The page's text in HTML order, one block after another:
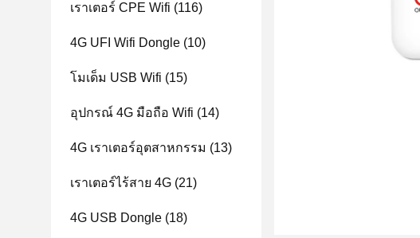
เราเตอร์ CPE Wifi (116)
4G UFI Wifi Dongle (10)
โมเด็ม USB Wifi (15)
อุปกรณ์ 4G มือถือ Wifi (14)
4G เราเตอร์อุตสาหกรรม (13)
เราเตอร์ไร้สาย 4G (21)
4G USB Dongle (18)